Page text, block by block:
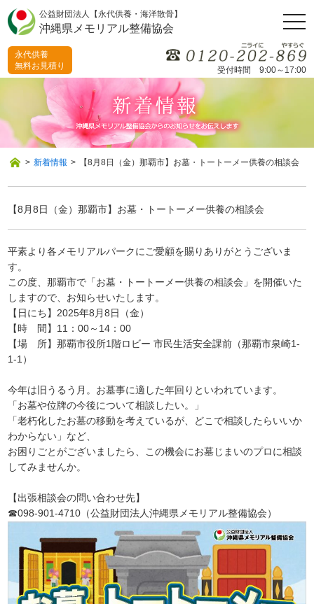
公益財団法人【永代供養・海洋散骨】
沖縄県メモリアル整備協会
受付時間 9:00～17:00
永代供養
無料お見積り
> 新着情報 > 【8月8日（金）那覇市】お墓・トートーメー供養の相談会
【8月8日（金）那覇市】お墓・トートーメー供養の相談会
平素より各メモリアルパークにご愛顧を賜りありがとうございま
す。
この度、那覇市で「お墓・トートーメー供養の相談会」を開催いた
しますので、お知らせいたします。
【日にち】2025年8月8日（金）
【時 間】11：00～14：00
【場 所】那覇市役所1階ロビー 市民生活安全課前（那覇市泉崎1-
1-1）
今年は旧うるう月。お墓事に適した年回りといわれています。
「お墓や位牌の今後について相談したい。」
「老朽化したお墓の移動を考えているが、どこで相談したらいいか
わからない」など、
お困りごとがございましたら、この機会にお墓じまいのプロに相談
してみませんか。
【出張相談会の問い合わせ先】
☎098-901-4710（公益財団法人沖縄県メモリアル整備協会）